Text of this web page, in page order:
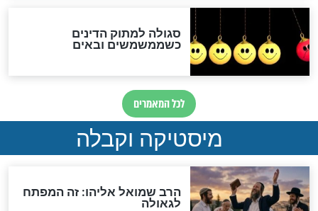
האם אפשר לחשב את הקץ?
מה יהיה בימות המשיח?